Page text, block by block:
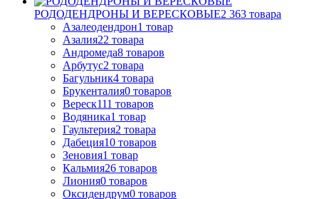
РОДОДЕНДРОНЫ И ВЕРЕСКОВЫЕ2 363 товара
Азалеодендрон1 товар
Азалия22 товара
Андромеда8 товаров
Арбутус2 товара
Багульник4 товара
Брукенталия0 товаров
Вереск111 товаров
Водяника1 товар
Гаультерия2 товара
Дабеция10 товаров
Зеновия1 товар
Кальмия26 товаров
Лиония0 товаров
Оксидендрум0 товаров